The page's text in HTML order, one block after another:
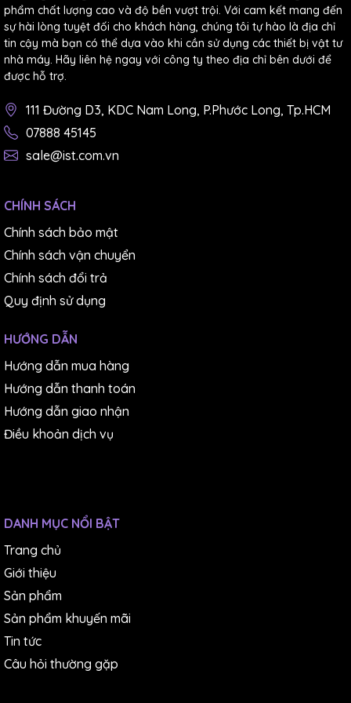
(Giấy nhám dĩa Sankyo P3000 không keo)
MUA GIẤY NHÁM SANKYO CHÍNH HÃNG CHẤT
LƯỢNG TẠI ĐÂY!
Công ty TNHH Thương Mại Dịch Vụ IST
phẩm chất lượng cao và độ bền vượt trội. Với cam kết mang đến
sự hài lòng tuyệt đối cho khách hàng, chúng tôi tự hào là địa chỉ
tin cậy mà bạn có thể dựa vào khi cần sử dụng các thiết bị vật tư
nhà máy. Hãy liên hệ ngay với công ty theo địa chỉ bên dưới để
được hỗ trợ.
111 Đường D3, KDC Nam Long, P.Phước Long, Tp.HCM
07888 45145
sale@ist.com.vn
CHÍNH SÁCH
Chính sách bảo mật
Chính sách vận chuyển
Chính sách đổi trả
Quy định sử dụng
HƯỚNG DẪN
Hướng dẫn mua hàng
Hướng dẫn thanh toán
Hướng dẫn giao nhận
Điều khoản dịch vụ
DANH MỤC NỔI BẬT
Trang chủ
Giới thiệu
Sản phẩm
Sản phẩm khuyến mãi
Tin tức
Câu hỏi thường gặp